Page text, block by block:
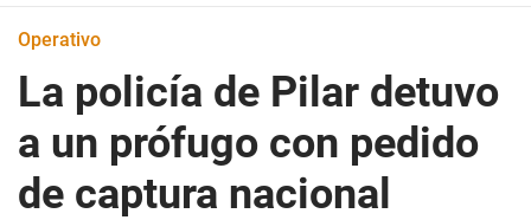
Operativo
La policía de Pilar detuvo
a un prófugo con pedido
de captura nacional